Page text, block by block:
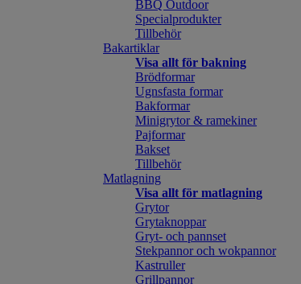
BBQ Outdoor
Specialprodukter
Tillbehör
Bakartiklar
Visa allt för bakning
Brödformar
Ugnsfasta formar
Bakformar
Minigrytor & ramekiner
Pajformar
Bakset
Tillbehör
Matlagning
Visa allt för matlagning
Grytor
Grytaknoppar
Gryt- och pannset
Stekpannor och wokpannor
Kastruller
Grillpannor